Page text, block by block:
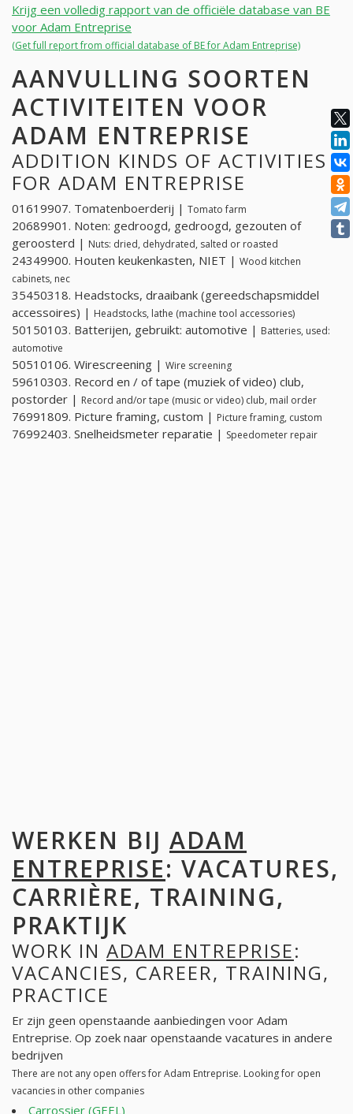
Krijg een volledig rapport van de officiële database van BE
voor Adam Entreprise
(Get full report from official database of BE for Adam Entreprise)
AANVULLING SOORTEN
ACTIVITEITEN VOOR
ADAM ENTREPRISE
ADDITION KINDS OF ACTIVITIES
FOR ADAM ENTREPRISE
01619907. Tomatenboerderij | Tomato farm
20689901. Noten: gedroogd, gedroogd, gezouten of
geroosterd | Nuts: dried, dehydrated, salted or roasted
24349900. Houten keukenkasten, NIET | Wood kitchen
cabinets, nec
35450318. Headstocks, draaibank (gereedschapsmiddel
accessoires) | Headstocks, lathe (machine tool accessories)
50150103. Batterijen, gebruikt: automotive | Batteries, used:
automotive
50510106. Wirescreening | Wire screening
59610303. Record en / of tape (muziek of video) club,
postorder | Record and/or tape (music or video) club, mail order
76991809. Picture framing, custom | Picture framing, custom
76992403. Snelheidsmeter reparatie | Speedometer repair
WERKEN BIJ ADAM
ENTREPRISE: VACATURES,
CARRIÈRE, TRAINING,
PRAKTIJK
WORK IN ADAM ENTREPRISE:
VACANCIES, CAREER, TRAINING,
PRACTICE
Er zijn geen openstaande aanbiedingen voor Adam
Entreprise. Op zoek naar openstaande vacatures in andere
bedrijven
There are not any open offers for Adam Entreprise. Looking for open
vacancies in other companies
Carrossier (GEEL)